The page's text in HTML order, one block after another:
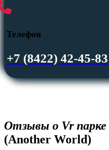
Телефон
+7 (8422) 42-45-83
Отзывы о Vr парке
(Another World)